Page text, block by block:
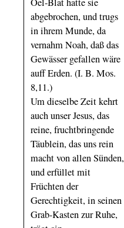
abgebrochen, und trugs
in ihrem Munde, da
vernahm Noah, daß das
Gewässer gefallen wäre
auff Erden. (I. B. Mos.
8,11.)
Um dieselbe Zeit kehrt
auch unser Jesus, das
reine, fruchtbringende
Täublein, das uns rein
macht von allen Sünden,
und erfüllet mit
Früchten der
Gerechtigkeit, in seinen
Grab-Kasten zur Ruhe,